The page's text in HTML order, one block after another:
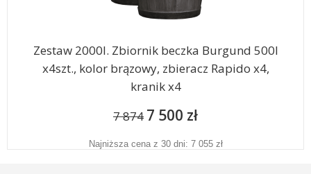
Zestaw 2000l. Zbiornik beczka Burgund 500l
x4szt., kolor brązowy, zbieracz Rapido x4,
kranik x4
7 874 7 500 zł
Najniższa cena z 30 dni: 7 055 zł